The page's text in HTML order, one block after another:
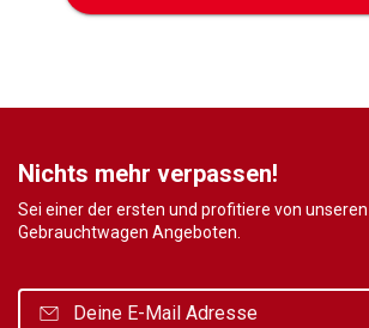
Nichts mehr verpassen!
Sei einer der ersten und profitiere von
Gebrauchtwagen Angeboten.